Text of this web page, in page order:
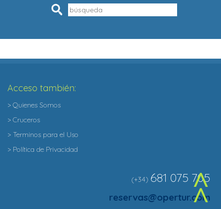
Pesquisar
^
Acceso también:
> Quienes Somos
> Cruceros
> Terminos para el Uso
> Política de Privacidad
(+34) 681 075 705
reservas@opertur.com